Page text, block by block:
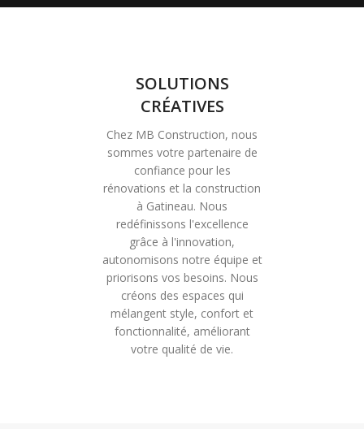
SOLUTIONS
CRÉATIVES
Chez MB Construction, nous
sommes votre partenaire de
confiance pour les
rénovations et la construction
à Gatineau. Nous
redéfinissons l'excellence
grâce à l'innovation,
autonomisons notre équipe et
priorisons vos besoins. Nous
créons des espaces qui
mélangent style, confort et
fonctionnalité, améliorant
votre qualité de vie.